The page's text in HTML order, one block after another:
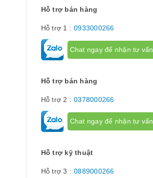
Hỗ trợ bán hàng
Hỗ trợ 1 : 0933000266
Chat ngay để nhận tư vấn
Hỗ trợ bán hàng
Hỗ trợ 2 : 0378000266
Chat ngay để nhận tư vấn
Hỗ trợ kỹ thuật
Hỗ trợ 3 : 0889000266